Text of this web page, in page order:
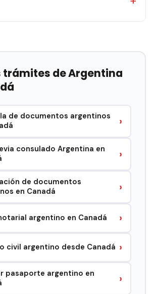
de Argentina
de documentos argentinos
›
consulado Argentina en
›
de documentos
en Canadá
›
argentino en Canadá ›
civil argentino desde Canadá ›
pasaporte argentino en
›